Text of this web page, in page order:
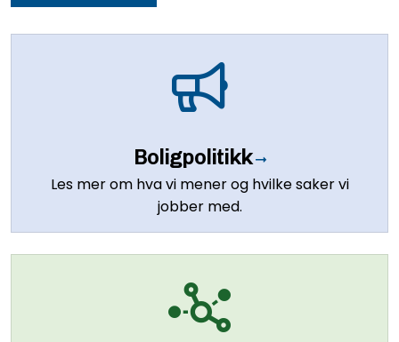
Boligpolitikk
Les mer om hva vi mener og hvilke saker vi
jobber med.